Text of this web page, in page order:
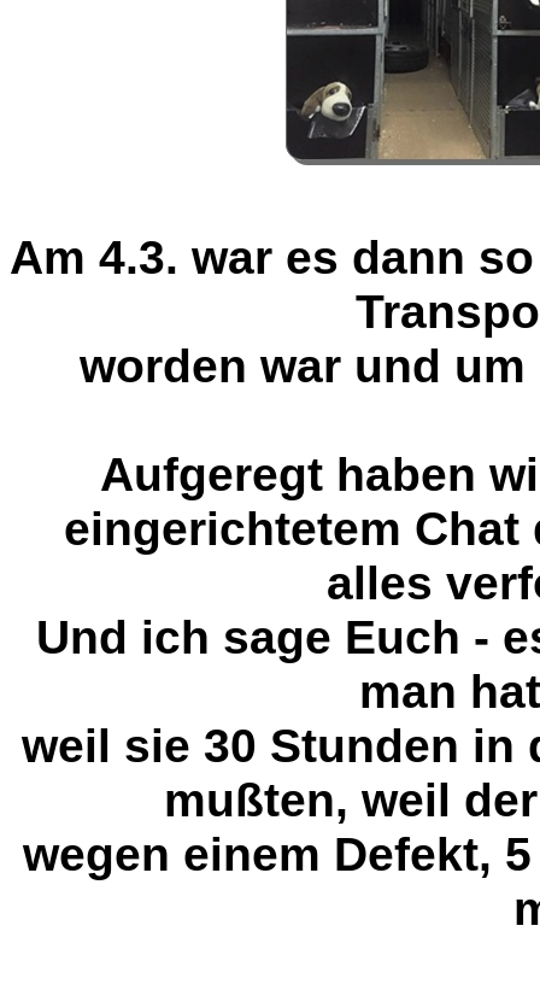
Am 4.3. war es dann
worden war und
Aufgeregt haben
eingerichtetem Chat
alles
Und ich sage Euch -
man
weil sie 30 Stunden in
mußten, weil
wegen einem Defekt,